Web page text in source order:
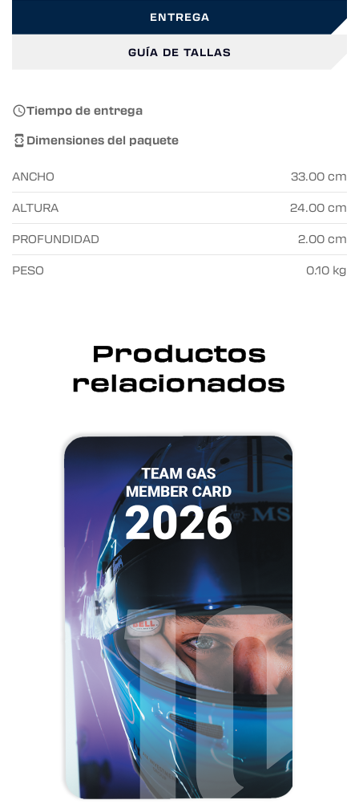
ENTREGA
GUÍA DE TALLAS
Tiempo de entrega
 Dimensiones del paquete
ANCHO 33.00 cm
ALTURA 24.00 cm
PROFUNDIDAD 2.00 cm
PESO 0.10 kg
Productos
relacionados